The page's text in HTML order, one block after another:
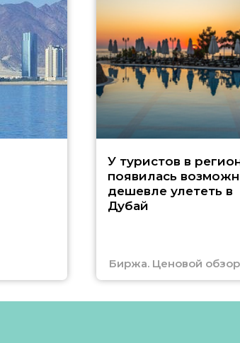
У туристов в
появилась
дешевле улететь в
Дубай
Биржа. Ценовой обзор